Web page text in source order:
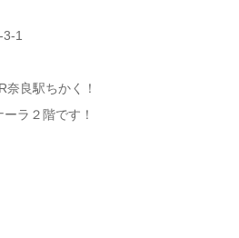
1
良駅ちかく！
ラ２階です！